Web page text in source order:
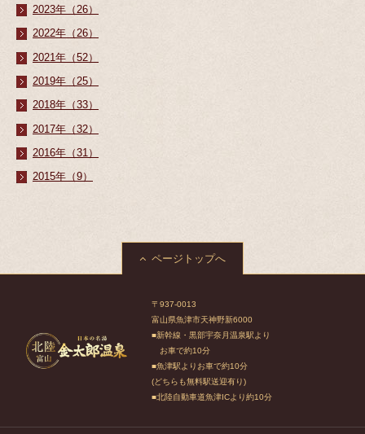
2023年（26）
2022年（26）
2021年（52）
2019年（25）
2018年（33）
2017年（32）
2016年（31）
2015年（9）
ページトップへ
〒937-0013
富山県魚津市天神野新6000
■新幹線・黒部宇奈月温泉駅より
お車で約10分
■魚津駅よりお車で約10分
(どちらも無料駅送迎有り)
■北陸自動車道魚津ICより約10分